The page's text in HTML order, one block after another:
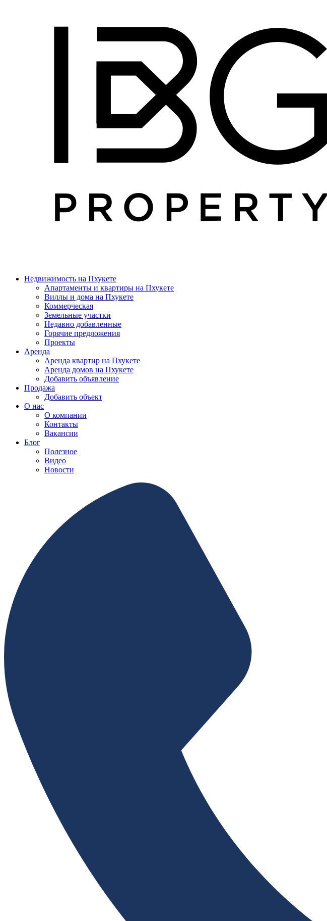
Недвижимость на Пхукете
Апартаменты и квартиры на Пхукете
Виллы и дома на Пхукете
Коммерческая
Земельные участки
Недавно добавленные
Горячие предложения
Проекты
Аренда
Аренда квартир на Пхукете
Аренда домов на Пхукете
Добавить объявление
Продажа
Добавить объект
О нас
О компании
Контакты
Вакансии
Блог
Полезное
Видео
Новости